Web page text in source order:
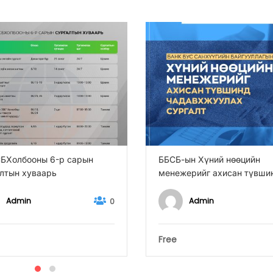
6-р сарын
хуваарь
Admin 0
ББСБ-ын Хүний нөөцийн
менежерийг ахисан
Admin
Free